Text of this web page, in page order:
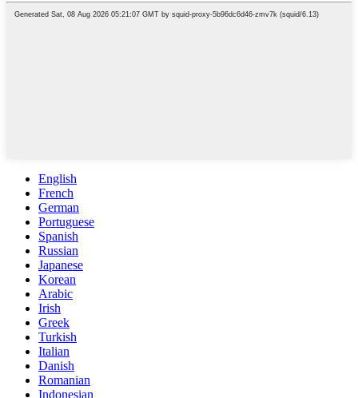
English
French
German
Portuguese
Spanish
Russian
Japanese
Korean
Arabic
Irish
Greek
Turkish
Italian
Danish
Romanian
Indonesian